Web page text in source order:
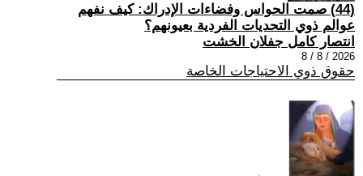
(44) صمت الحواس وفضاءات الإدراك: كيف نفهم
عوالم ذوي التحديات الفردية بعيونهم؟
انتصار كامل جفلان الخشت
2026 / 8 / 8
حقوق ذوي الاحتياجات الخاصة